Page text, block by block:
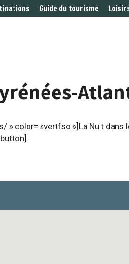
Guide du tourisme
color= »vertfso »]La Nuit dans